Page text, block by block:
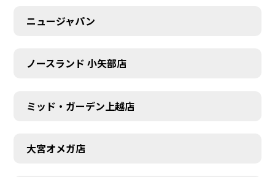
ニュージャパン
ノースランド 小矢部店
ミッド・ガーデン上越店
大宮オメガ店